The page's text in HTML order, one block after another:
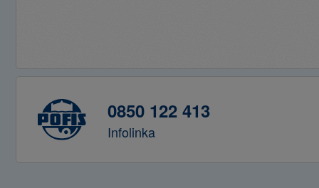
0850 122 413
Infolinka